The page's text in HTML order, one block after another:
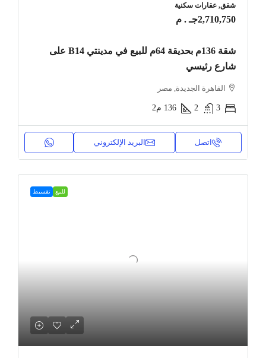
شقق, عقارات سكنية
2,710,750جـ . م
شقة 136م بحديقة 64م للبيع في مدينتي B14 على
شارع رئيسي
القاهرة الجديدة, مصر
3
2
136 م2
اتصل البريد الإلكتروني
للبيع تقسيط